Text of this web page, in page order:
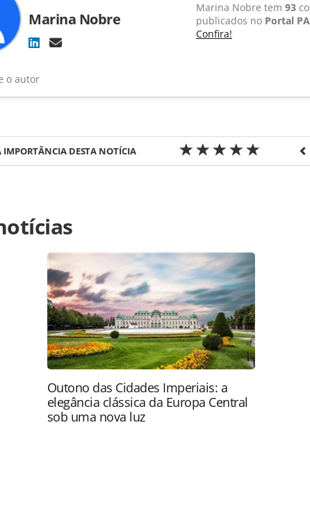
Marina Nobre
Marina Nobre tem 93
publicados no Portal
Confira!
o autor
IMPORTÂNCIA DESTA NOTÍCIA
noticia-turismo/destinos/2015/01/
em-salvador_109325.html ou as ferramentas
o conteúdo produzido pela PANROTAS Editora é protegido
direito autoral. Não reproduza o conteúdo sem
(copyright@panrotas.com.br).
Outono das Cidades Imperiais: a
elegância clássica da Europa Central
sob uma nova luz